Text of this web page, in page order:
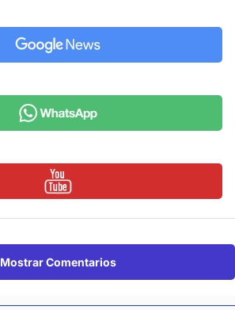
Mostrar Comentarios